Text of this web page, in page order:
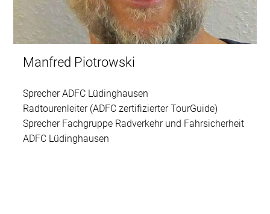
Manfred Piotrowski
Sprecher ADFC Lüdinghausen
Radtourenleiter (ADFC zertifizierter TourGuide)
Sprecher Fachgruppe Radverkehr und Fahrsicherheit
ADFC Lüdinghausen